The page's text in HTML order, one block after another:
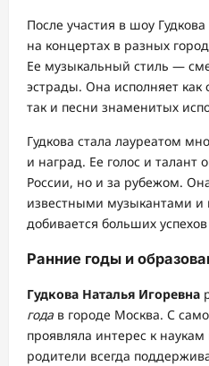
После участия в шоу
на концертах в разных
Ее музыкальный стиль —
эстрады. Она исполняет
так и песни знаменитых
Гудкова стала лауреатом
и наград. Ее голос и талант
России, но и за рубежом.
известными музыкантами
добивается больших
Ранние годы и
Гудкова Наталья Игоревна
года в городе Москва. С
проявляла интерес к
родители всегда